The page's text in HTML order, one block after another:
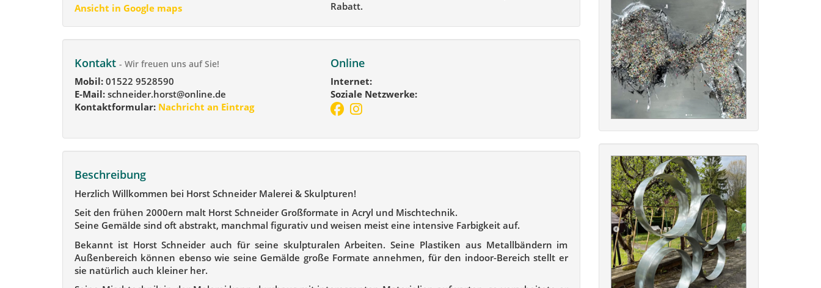
Ansicht in Google maps
Rabatt.
Kontakt - Wir freuen uns auf Sie!
Mobil: 01522 9528590
E-Mail: schneider.horst@online.de
Kontaktformular: Nachricht an Eintrag
Online
Internet:
Soziale Netzwerke:
Beschreibung
Herzlich Willkommen bei Horst Schneider Malerei & Skulpturen!
Seit den frühen 2000ern malt Horst Schneider Großformate in Acryl und Mischtechnik.
Seine Gemälde sind oft abstrakt, manchmal figurativ und weisen meist eine intensive Farbigkeit auf.
Bekannt ist Horst Schneider auch für seine skulpturalen Arbeiten. Seine Plastiken aus Metallbändern im
Außenbereich können ebenso wie seine Gemälde große Formate annehmen, für den indoor-Bereich stellt er
sie natürlich auch kleiner her.